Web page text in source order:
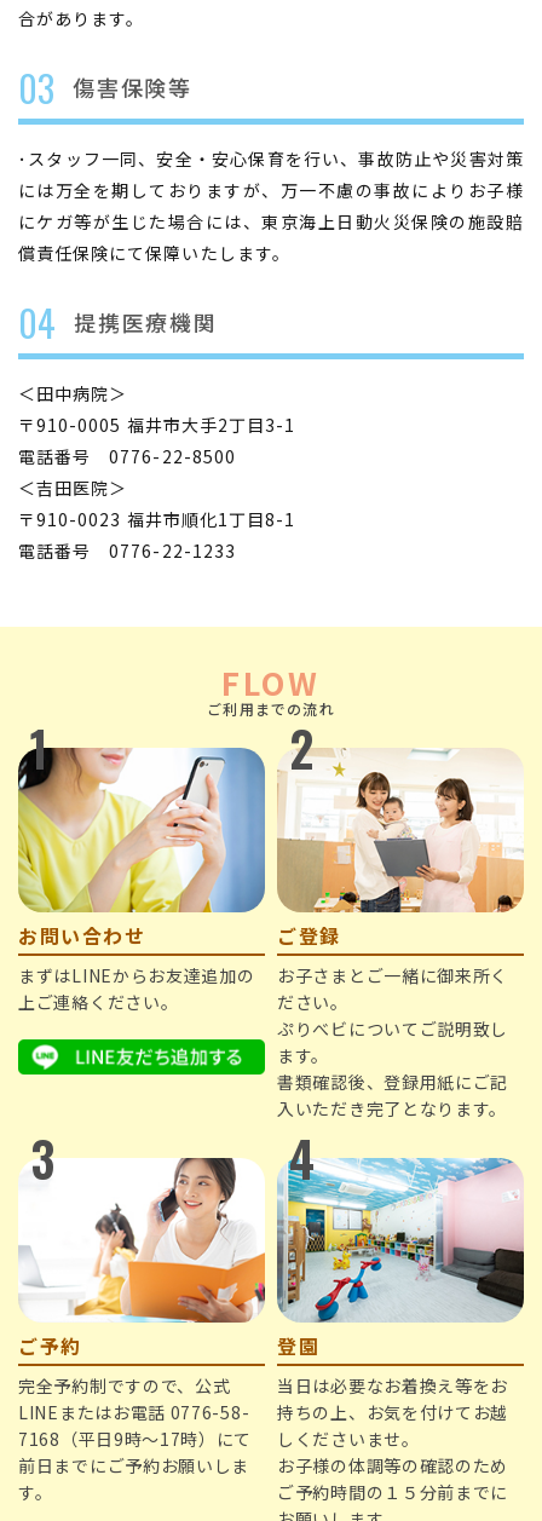
合があります。
03 傷害保険等
･スタッフ一同、安全・安心保育を行い、事故防止や災害対策
には万全を期しておりますが、万一不慮の事故によりお子様
にケガ等が生じた場合には、東京海上日動火災保険の施設賠
償責任保険にて保障いたします。
04 提携医療機関
＜田中病院＞
〒910-0005 福井市大手2丁目3-1
​​​​​​​電話番号0776-22-8500
＜吉田医院＞
〒910-0023 福井市順化1丁目8-1
​​​​​​​電話番号0776-22-1233
FLOW
ご利用までの流れ
1
お問い合わせ
まずはLINEからお友達追加の
上ご連絡ください。
2
ご登録
お子さまとご一緒に御来所く
ださい。
ぷりべビについてご説明致し
ます。
書類確認後、登録用紙にご記
入いただき完了となります。
3
ご予約
完全予約制ですので、公式
LINEまたはお電話 0776-58-
7168（平日9時～17時）にて
前日までにご予約お願いしま
す。
4
登園
当日は必要なお着換え等をお
持ちの上、お気を付けてお越
しくださいませ。
お子様の体調等の確認のため
ご予約時間の１５分前までに